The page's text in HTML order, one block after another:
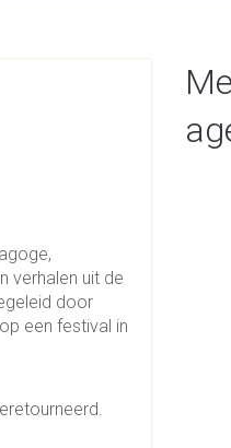
verhalen uit de
door
een festival in